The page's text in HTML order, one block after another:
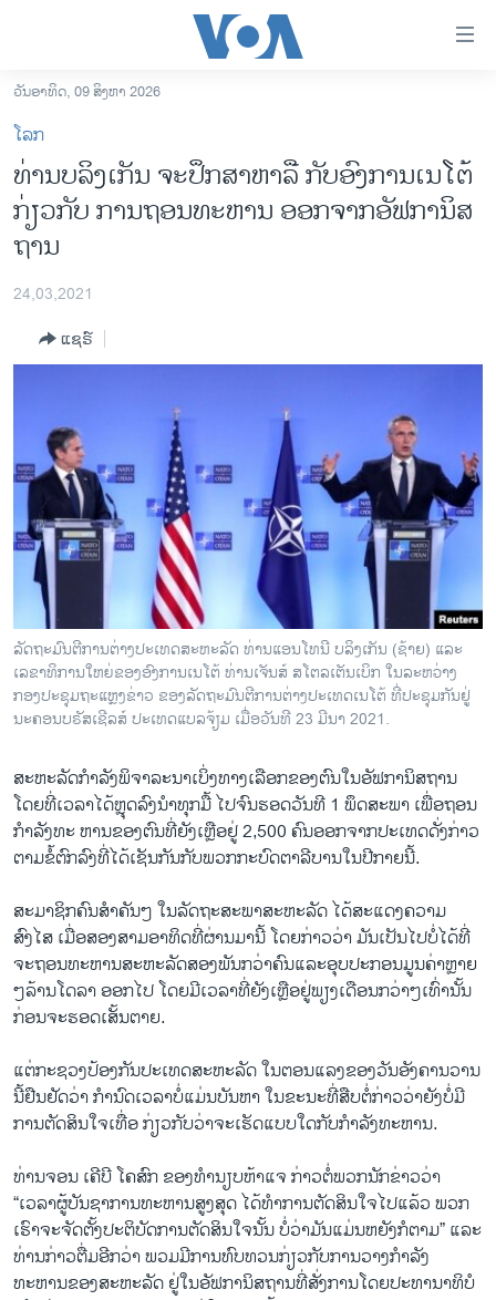
ເຂົ້າ
ຫາ
ຂ້າມ
ຂ້າມ
ຂ້າມ
ໄປ
ຫາ
ຊອກ
ລາວ
ອາເມຣິກາ
ການເລືອກຕັ້ງ ປະທານາທີບໍດີ ສະຫະລັດ 2024
ຊີວິດຊາວລາວ
ຊຸມຊົນຊາວລາວ
ວິທະຍາສາດ-ເທັກໂນໂລຈີ
ທຸລະກິດ
ພາສາອັງກິດ
ວີດີໂອ
ສຽງ
ລາຍການກະຈາຍສຽງ
ຕິດຕາມພວກເຮົາ ທີ່
ພາສາຕ່າງໆ
ວັນອາທິດ, 09 ສິງຫາ 2026
ໂລກ
ທ່ານບລິງເກັນ ຈະປຶກສາຫາລື ກັບອົງການເນໂຕ້
ກ່ຽວກັບ ການຖອນທະຫານ ອອກຈາກອັຟການິສ
ຖານ
24,03,2021
ແຊຣ໌
ລັດຖະມົນຕີການຕ່າງປະເທດສະຫະລັດ ທ່ານແອນໂທນີ ບລິງເກັນ (ຊ້າຍ) ແລະ
ເລຂາທິການໃຫຍ່ຂອງອົງການເນໂຕ້ ທ່ານເຈັນສ໌ ສໂຕລເຕັນເບິກ ໃນລະຫວ່າງ
ກອງປະຊຸມຖະແຫຼງຂ່າວ ຂອງລັດຖະມົນຕີການຕ່າງປະເທດເນໂຕ້ ທີ່ປະຊຸມກັນຢູ່
ນະຄອນບຣັສເຊີລສ໌ ປະເທດແບລຈ້ຽມ ເມື່ອວັນທີ 23 ມີນາ 2021.
ສະຫະລັດກຳລັງພິຈາລະນາເບິ່ງທາງເລືອກຂອງຕົນໃນອັຟການິສຖານ
ໂດຍທີ່ເວລາໄດ້ຫຼຸດລົງນຳທຸກມື້ ໄປຈົນຮອດວັນທີ 1 ພຶດສະພາ ເພື່ອຖອນ
ກຳລັງທະ ຫານຂອງຕົນທີ່ຍັງເຫຼືອຢູ່ 2,500 ຄົນອອກຈາກປະເທດດັ່ງກ່າວ
ຕາມຂໍ້ຕົກລົງທີ່ໄດ້ເຊັນກັນກັບພວກກະບົດຕາລີບານໃນປີກາຍນີ້.
ສະມາຊິກຄົນສຳຄັນໆ ໃນລັດຖະສະພາສະຫະລັດ ໄດ້ສະແດງຄວາມ
ສົງໄສ ເມື່ອສອງສາມອາທິດທີ່ຜ່ານມານີ້ ໂດຍກ່າວວ່າ ມັນເປັນໄປບໍ່ໄດ້ທີ່
ຈະຖອນທະຫານສະຫະລັດສອງພັນກວ່າຄົນແລະອຸບປະກອນມູນຄ່າຫຼາຍ
ໆລ້ານໂດລາ ອອກໄປ ໂດຍມີເວລາທີ່ຍັງເຫຼືອຢູ່ພຽງເດືອນກວ່າໆເທົ່ານັ້ນ
ກ່ອນຈະຮອດເສັ້ນຕາຍ.
ແຕ່ກະຊວງປ້ອງກັນປະເທດສະຫະລັດ ໃນຕອນແລງຂອງວັນອັງຄານວານ
ນີ້ຢືນຢັດວ່າ ກຳນົດເວລາບໍ່ແມ່ນບັນຫາ ໃນຂະນະທີ່ສືບຕໍ່ກ່າວວ່າຍັງບໍ່ມີ
ການຕັດສິນໃຈເທື່ອ ກ່ຽວກັບວ່າຈະເຮັດແບບໃດກັບກຳລັງທະຫານ.
ທ່ານຈອນ ເຄີບີ ໂຄສົກ ຂອງທຳນຽບຫ້າແຈ ກ່າວຕໍ່ພວກນັກຂ່າວວ່າ
“ເວລາຜູ້ບັນຊາການທະຫານສູງສຸດ ໄດ້ທຳການຕັດສິນໃຈໄປແລ້ວ ພວກ
ເຮົາຈະຈັດຕັ້ງປະຕິບັດການຕັດສິນໃຈນັ້ນ ບໍ່ວ່າມັນແມ່ນຫຍັງກໍຕາມ” ແລະ
ທ່ານກ່າວຕື່ມອີກວ່າ ພວມມີການທົບທວນກ່ຽວກັບການວາງກຳລັງ
ທະຫານຂອງສະຫະລັດ ຢູ່ໃນອັຟການິສຖານທີ່ສັ່ງການໂດຍປະທານາທິບໍ